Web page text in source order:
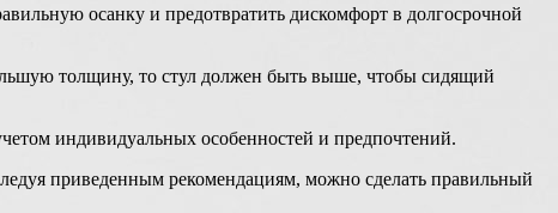
осанку и предотвратить дискомфорт в долгосрочной
толщину, то стул должен быть выше, чтобы сидящий
индивидуальных особенностей и предпочтений.
приведенным рекомендациям, можно сделать правильный